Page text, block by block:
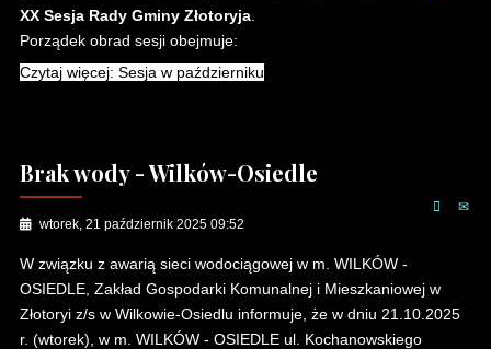
XX Sesja Rady Gminy Złotoryja.
Porządek obrad sesji obejmuje:
Czytaj więcej: Sesja w październiku
Brak wody - Wilków-Osiedle
wtorek, 21 październik 2025 09:52
W związku z awarią sieci wodociągowej w m. WILKÓW -
OSIEDLE, Zakład Gospodarki Komunalnej i Mieszkaniowej w
Złotoryi z/s w Wilkowie-Osiedlu informuje, że w dniu 21.10.2025
r. (wtorek), w m. WILKÓW - OSIEDLE ul. Kochanowskiego